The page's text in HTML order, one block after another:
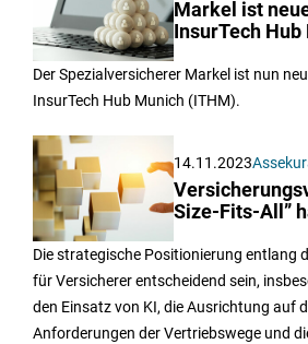
Markel ist
InsurTech
Der Spezialversicherer Markel ist nun
InsurTech Hub Munich (ITHM).
14.11.2023
Size-Fits-All”
Die strategische Positionierung entlang
für Versicherer entscheidend sein,
den Einsatz von KI, die Ausrichtung auf
Anforderungen der Vertriebswege und